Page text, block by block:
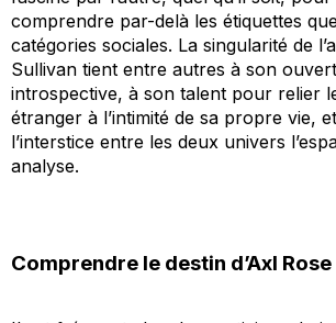
comprendre par-delà les étiquettes
catégories sociales. La singularité de
Sullivan tient entre autres à son
introspective, à son talent pour relier
étranger à l’intimité de sa propre vie,
l’interstice entre les deux univers
analyse.
Comprendre le destin d’Axl Rose